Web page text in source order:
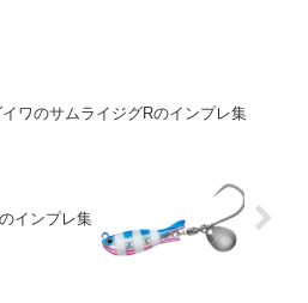
イワのサムライジグRのインプレ集
インプレ集